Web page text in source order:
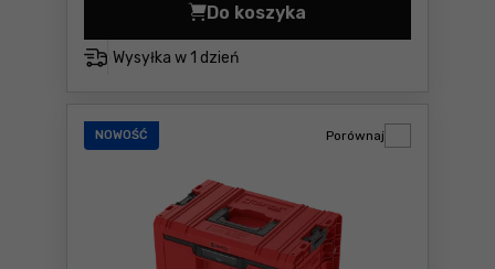
Wysyłka w 1 dzień
Do koszyka
Skrzynka z szufladą Qbrick
NOWOŚĆ Porównaj